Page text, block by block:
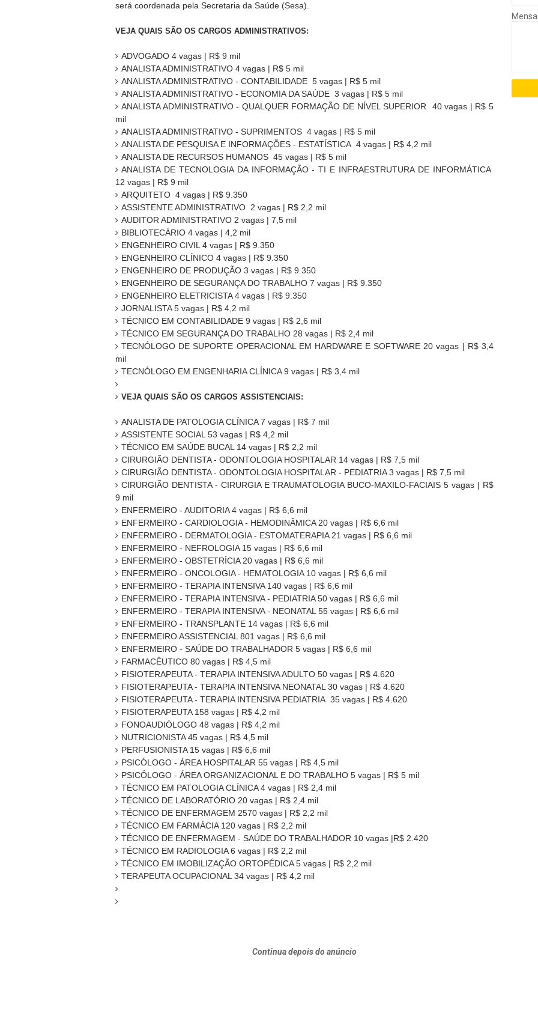
será coordenada pela Secretaria da Saúde (Sesa).
VEJA QUAIS SÃO OS CARGOS ADMINISTRATIVOS:
ADVOGADO 4 vagas | R$ 9 mil
ANALISTA ADMINISTRATIVO 4 vagas | R$ 5 mil
ANALISTA ADMINISTRATIVO - CONTABILIDADE 5 vagas | R$ 5 mil
ANALISTA ADMINISTRATIVO - ECONOMIA DA SAÚDE 3 vagas | R$ 5 mil
ANALISTA ADMINISTRATIVO - QUALQUER FORMAÇÃO DE NÍVEL SUPERIOR 40 vagas | R$ 5
mil
ANALISTA ADMINISTRATIVO - SUPRIMENTOS 4 vagas | R$ 5 mil
ANALISTA DE PESQUISA E INFORMAÇÕES - ESTATÍSTICA 4 vagas | R$ 4,2 mil
ANALISTA DE RECURSOS HUMANOS 45 vagas | R$ 5 mil
ANALISTA DE TECNOLOGIA DA INFORMAÇÃO - TI E INFRAESTRUTURA DE INFORMÁTICA
12 vagas | R$ 9 mil
ARQUITETO 4 vagas | R$ 9.350
ASSISTENTE ADMINISTRATIVO 2 vagas | R$ 2,2 mil
AUDITOR ADMINISTRATIVO 2 vagas | 7,5 mil
BIBLIOTECÁRIO 4 vagas | 4,2 mil
ENGENHEIRO CIVIL 4 vagas | R$ 9.350
ENGENHEIRO CLÍNICO 4 vagas | R$ 9.350
ENGENHEIRO DE PRODUÇÃO 3 vagas | R$ 9.350
ENGENHEIRO DE SEGURANÇA DO TRABALHO 7 vagas | R$ 9.350
ENGENHEIRO ELETRICISTA 4 vagas | R$ 9.350
JORNALISTA 5 vagas | R$ 4,2 mil
TÉCNICO EM CONTABILIDADE 9 vagas | R$ 2,6 mil
TÉCNICO EM SEGURANÇA DO TRABALHO 28 vagas | R$ 2,4 mil
TECNÓLOGO DE SUPORTE OPERACIONAL EM HARDWARE E SOFTWARE 20 vagas | R$ 3,4
mil
TECNÓLOGO EM ENGENHARIA CLÍNICA 9 vagas | R$ 3,4 mil
VEJA QUAIS SÃO OS CARGOS ASSISTENCIAIS:
ANALISTA DE PATOLOGIA CLÍNICA 7 vagas | R$ 7 mil
ASSISTENTE SOCIAL 53 vagas | R$ 4,2 mil
TÉCNICO EM SAÚDE BUCAL 14 vagas | R$ 2,2 mil
CIRURGIÃO DENTISTA - ODONTOLOGIA HOSPITALAR 14 vagas | R$ 7,5 mil
CIRURGIÃO DENTISTA - ODONTOLOGIA HOSPITALAR - PEDIATRIA 3 vagas | R$ 7,5 mil
CIRURGIÃO DENTISTA - CIRURGIA E TRAUMATOLOGIA BUCO-MAXILO-FACIAIS 5 vagas | R$
9 mil
ENFERMEIRO - AUDITORIA 4 vagas | R$ 6,6 mil
ENFERMEIRO - CARDIOLOGIA - HEMODINÂMICA 20 vagas | R$ 6,6 mil
ENFERMEIRO - DERMATOLOGIA - ESTOMATERAPIA 21 vagas | R$ 6,6 mil
ENFERMEIRO - NEFROLOGIA 15 vagas | R$ 6,6 mil
ENFERMEIRO - OBSTETRÍCIA 20 vagas | R$ 6,6 mil
ENFERMEIRO - ONCOLOGIA - HEMATOLOGIA 10 vagas | R$ 6,6 mil
ENFERMEIRO - TERAPIA INTENSIVA 140 vagas | R$ 6,6 mil
ENFERMEIRO - TERAPIA INTENSIVA - PEDIATRIA 50 vagas | R$ 6,6 mil
ENFERMEIRO - TERAPIA INTENSIVA - NEONATAL 55 vagas | R$ 6,6 mil
ENFERMEIRO - TRANSPLANTE 14 vagas | R$ 6,6 mil
ENFERMEIRO ASSISTENCIAL 801 vagas | R$ 6,6 mil
ENFERMEIRO - SAÚDE DO TRABALHADOR 5 vagas | R$ 6,6 mil
FARMACÊUTICO 80 vagas | R$ 4,5 mil
FISIOTERAPEUTA - TERAPIA INTENSIVA ADULTO 50 vagas | R$ 4.620
FISIOTERAPEUTA - TERAPIA INTENSIVA NEONATAL 30 vagas | R$ 4.620
FISIOTERAPEUTA - TERAPIA INTENSIVA PEDIATRIA 35 vagas | R$ 4.620
FISIOTERAPEUTA 158 vagas | R$ 4,2 mil
FONOAUDIÓLOGO 48 vagas | R$ 4,2 mil
NUTRICIONISTA 45 vagas | R$ 4,5 mil
PERFUSIONISTA 15 vagas | R$ 6,6 mil
PSICÓLOGO - ÁREA HOSPITALAR 55 vagas | R$ 4,5 mil
PSICÓLOGO - ÁREA ORGANIZACIONAL E DO TRABALHO 5 vagas | R$ 5 mil
TÉCNICO EM PATOLOGIA CLÍNICA 4 vagas | R$ 2,4 mil
TÉCNICO DE LABORATÓRIO 20 vagas | R$ 2,4 mil
TÉCNICO DE ENFERMAGEM 2570 vagas | R$ 2,2 mil
TÉCNICO EM FARMÁCIA 120 vagas | R$ 2,2 mil
TÉCNICO DE ENFERMAGEM - SAÚDE DO TRABALHADOR 10 vagas |R$ 2.420
TÉCNICO EM RADIOLOGIA 6 vagas | R$ 2,2 mil
TÉCNICO EM IMOBILIZAÇÃO ORTOPÉDICA 5 vagas | R$ 2,2 mil
TERAPEUTA OCUPACIONAL 34 vagas | R$ 4,2 mil
Continua depois do anúncio